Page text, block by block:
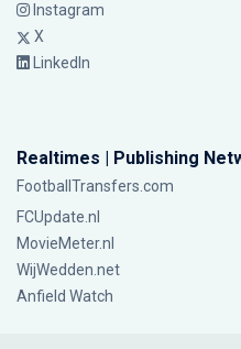
Instagram
X
LinkedIn
Realtimes | Publishing
FootballTransfers.com
FCUpdate.nl
MovieMeter.nl
WijWedden.net
Anfield Watch